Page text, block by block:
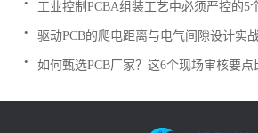
工业控制PCBA组装工艺中必须严控的5
驱动PCB的爬电距离与电气间隙设计实
.
如何甄选PCB厂家？这6个现场审核要点
.